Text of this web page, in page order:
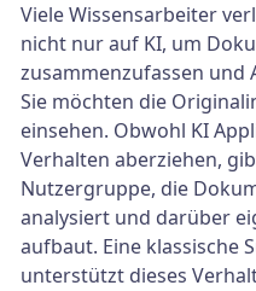
Viele Wissensarbeiter
nicht nur auf KI, um
zusammenzufassen und
Sie möchten die
einsehen. Obwohl KI
Verhalten aberziehen,
Nutzergruppe, die
analysiert und darüber
aufbaut. Eine klassische
unterstützt dieses